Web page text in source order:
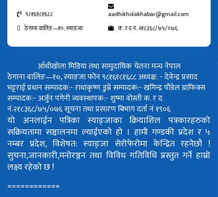
९८१६१८१६८८
aadhikholakhabar@gmail.com
ठेगाना वालिङ—१०, स्याङजा
क. र द नं. २१८३६८/७५/०७६
आँधीखोला मिडिया तथा सामुदायिक चेतना मन्च नेपाल
ठेगाना वालिङ—१०, स्याङजा फोन ९८१६१८१६८८अध्यक्ष: - देवेन्द्र प्रसाद
भट्टराईप्रधान सम्पादक:- राधाकृष्ण डुम्रेसम्पादक:- खगिन्द्र पौडेलग्राफिक्स
सम्पादक:- अर्जुन पंगेनीव्यवस्थापक:- शुष्मा वोस्तीक. र द
नं.२१८३६८/७५/०७६सूचना तथा प्रसारण बिभाग दर्ता नं १९०६
यो अनलाईन पत्रिका स्याङ्जाका क्रियाशिल पत्रकारहरुको
सक्रियतामा सञ्चालनमा ल्याईएको हो । हामी गण्डकी प्रदेश र ५
नम्बर प्रदेश, विशेषत: स्याङ्जा सेरोफेरोमा केन्द्रित रहनेछौ !
सुचना,जानकारी,मनोरञ्जन तथा विविध गतिविधि प्रस्तुत गर्ने हाम्रो
लक्ष्य रहेको छ !
============